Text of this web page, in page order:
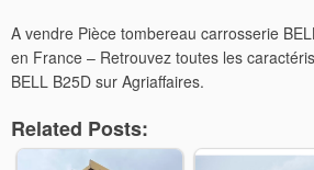
A vendre Pièce tombereau carrosserie
en France – Retrouvez toutes les
BELL B25D sur Agriaffaires.
Related Posts: